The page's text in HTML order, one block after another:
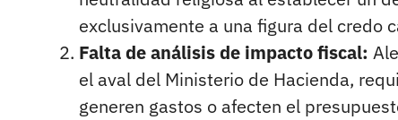
exclusivamente a una figura del credo
Falta de análisis de impacto fiscal:
el aval del Ministerio de Hacienda,
generen gastos o afecten el